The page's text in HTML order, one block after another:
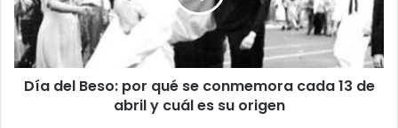
se
conmemora
cada
13
deDía del Beso: por qué se conmemora cada 13 de
abril y cuál es su origen